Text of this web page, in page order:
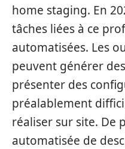
home staging. En
tâches liées à ce
automatisées. Les
peuvent générer
présenter des
préalablement
réaliser sur site. De
automatisée de